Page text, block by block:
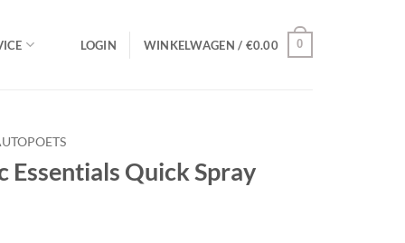
LOGIN WINKELWAGEN / €0.00 0
Essentials Quick Spray